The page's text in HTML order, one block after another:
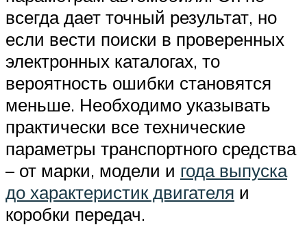
всегда дает точный результат, но
если вести поиски в проверенных
электронных каталогах, то
вероятность ошибки становятся
меньше. Необходимо указывать
практически все технические
параметры транспортного средства
– от марки, модели и года выпуска
до характеристик двигателя и
коробки передач.